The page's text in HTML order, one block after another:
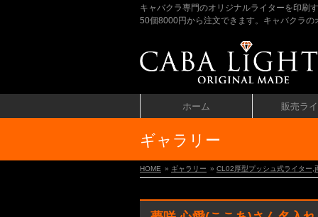
キャバクラ専門のオリジナルライターを印刷
50個8000円から注文できます。キャバクラ
ホーム 販売ラ
ギャラリー
HOME » ギャラリー » CL02厚型プッシュ式ライター